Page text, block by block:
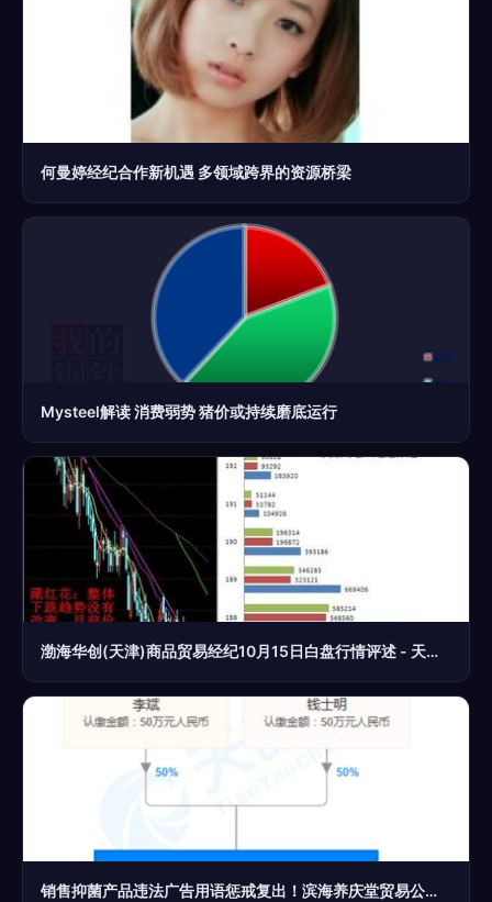
何曼婷经纪合作新机遇 多领域跨界的资源桥梁
Mysteel解读 消费弱势 猪价或持续磨底运行
渤海华创(天津)商品贸易经纪10月15日白盘行情评述 - 天津汇港农产品交易市场 贸易经纪
销售抑菌产品违法广告用语惩戒复出！滨海养庆堂贸易公司因‘消火止痛’宣传被罚款